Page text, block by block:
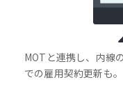
MOTと連携し、内線
での雇用契約更新も。